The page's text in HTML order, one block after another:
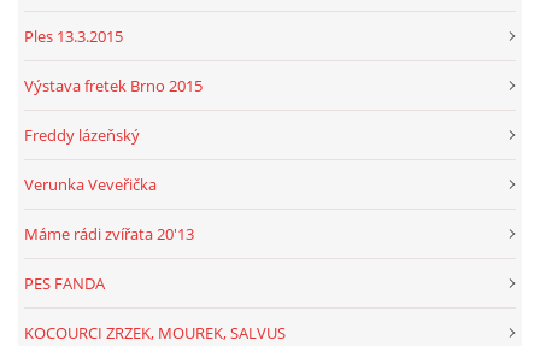
Ples 13.3.2015
Výstava fretek Brno 2015
Freddy lázeňský
Verunka Veveřička
Máme rádi zvířata 20'13
PES FANDA
KOCOURCI ZRZEK, MOUREK, SALVUS